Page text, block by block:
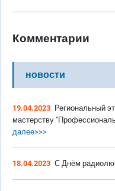
Комментарии
новости
19.04.2023 Региональный
мастерству
далее>>>
18.04.2023 С Днём